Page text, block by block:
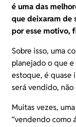
é uma das
que deixaram de
por esse motivo,
Sobre isso, uma
planejado o que
estoque, é quase
será vendido, não
Muitas vezes,
“vendendo como